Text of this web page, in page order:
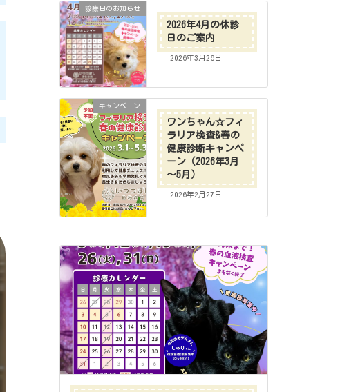
診療日のお知らせ
2026年4月の休診
日のご案内
2026年3月26日
キャンペーン
ワンちゃん☆フィ
ラリア検査&春の
健康診断キャンペ
ーン（2026年3月
～5月）
2026年2月27日